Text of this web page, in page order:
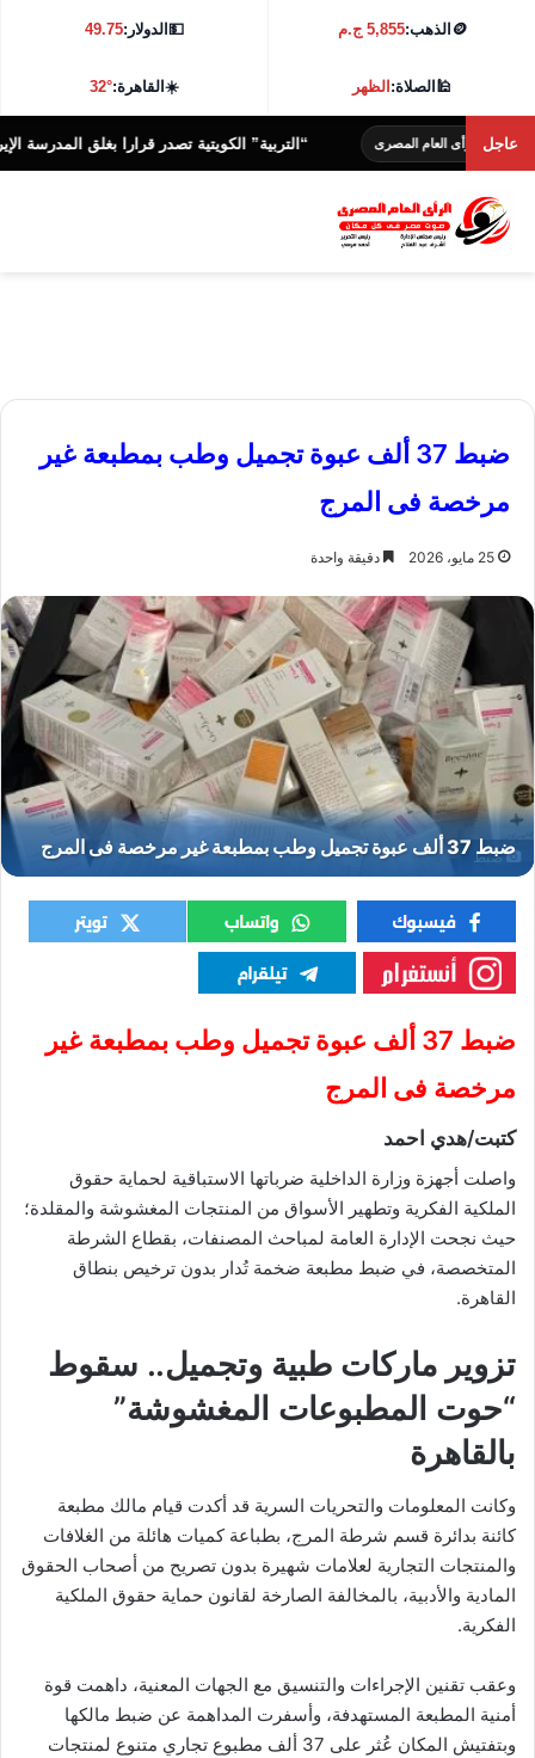
🪙 الذهب:5,855 ج.م 💵الدولار:49.75
🕌الصلاة:الظهر ☀️القاهرة:32°
عاجل
العام المصرى “التربية” الكويتية تصدر قرارا بغلق المدرسة الإيرانية
ضبط 37 ألف عبوة تجميل وطب بمطبعة غير
مرخصة فى المرج
25 مايو، 2026 دقيقة واحدة
ضبط
ضبط 37 ألف عبوة تجميل وطب بمطبعة غير
مرخصة فى المرج
كتبت/هدي احمد
واصلت أجهزة وزارة الداخلية ضرباتها الاستباقية لحماية حقوق
الملكية الفكرية وتطهير الأسواق من المنتجات المغشوشة والمقلدة؛
حيث نجحت الإدارة العامة لمباحث المصنفات، بقطاع الشرطة
المتخصصة، في ضبط مطبعة ضخمة تُدار بدون ترخيص بنطاق
القاهرة.
تزوير ماركات طبية وتجميل.. سقوط
“حوت المطبوعات المغشوشة”
بالقاهرة
وكانت المعلومات والتحريات السرية قد أكدت قيام مالك مطبعة
كائنة بدائرة قسم شرطة المرج، بطباعة كميات هائلة من الغلافات
والمنتجات التجارية لعلامات شهيرة بدون تصريح من أصحاب الحقوق
المادية والأدبية، بالمخالفة الصارخة لقانون حماية حقوق الملكية
الفكرية.
وعقب تقنين الإجراءات والتنسيق مع الجهات المعنية، داهمت قوة
أمنية المطبعة المستهدفة، وأسفرت المداهمة عن ضبط مالكها
وبتفتيش المكان عُثر على 37 ألف مطبوع تجاري متنوع لمنتجات